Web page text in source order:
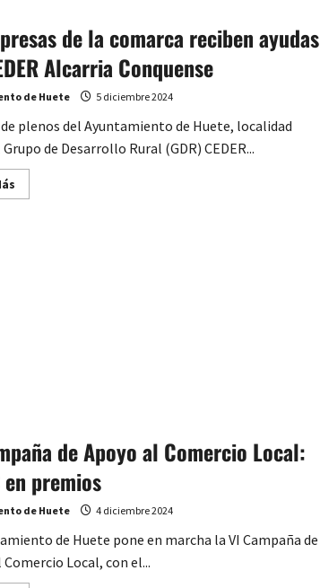
VI
Centenario
del
Título
Ciudad
Huete
de la comarca reciben ayudas
Alcarria Conquense
de Huete 5 diciembre 2024
plenos del Ayuntamiento de Huete, localidad
de Desarrollo Rural (GDR) CEDER...
Leer
más
de Apoyo al Comercio Local:
premios
de Huete 4 diciembre 2024
de Huete pone en marcha la VI Campaña de
Comercio Local, con el...